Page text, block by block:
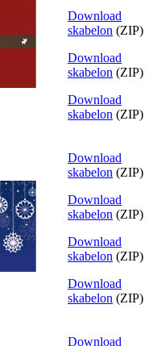
Download
skabelon (ZIP)
Download
skabelon (ZIP)
Download
skabelon (ZIP)
Download
skabelon (ZIP)
Download
skabelon (ZIP)
Download
skabelon (ZIP)
Download
skabelon (ZIP)
Download